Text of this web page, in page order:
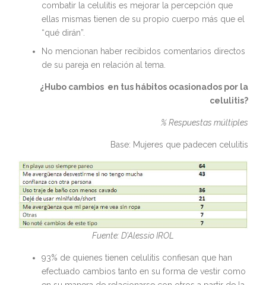
combatir la celulitis es mejorar la percepción que
ellas mismas tienen de su propio cuerpo más que el
“qué dirán”.
No mencionan haber recibidos comentarios directos
de su pareja en relación al tema.
¿Hubo cambios en tus hábitos ocasionados por la
celulitis?
% Respuestas múltiples
Base: Mujeres que padecen celulitis
Fuente: D’Alessio IROL
93% de quienes tienen celulitis confiesan que han
efectuado cambios tanto en su forma de vestir como